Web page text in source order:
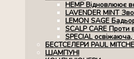
Розгорнуте
вкладене
меню
HEMP Відновлюює
LAVENDER MINT
LEMON SAGE
SCALP CARE Проти
SPECIAL
БЕСТСЕЛЕРИ PAUL
ШАМПУНІ